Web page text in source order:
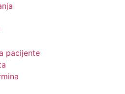
pacijente